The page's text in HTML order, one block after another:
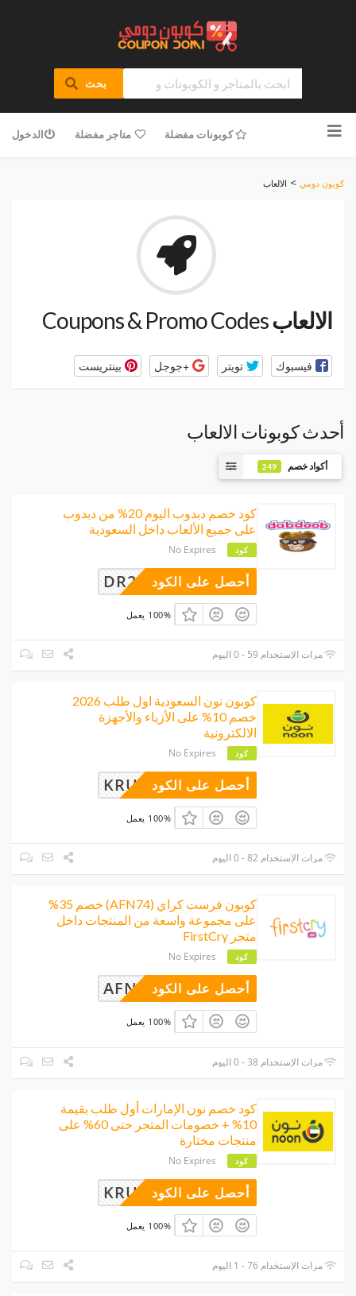
بحث
للمحتوى
كوبونات مفضلة متاجر مفضلة الدخول
كوبون دومي > الالعاب
الالعاب
فيسبوك تويتر +جوجل بينتريست
أحدث كوبونات الالعاب
أكواد خصم 249
كود خصم دبدوب اليوم 20% من دبدوب
على جميع الألعاب داخل السعودية
كود No Expires
DR24 أحصل على الكود
100% يعمل
مرات الإستخدام 59 - 0 اليوم
كوبون نون السعودية اول طلب 2026
خصم 10% على الأزياء والأجهزة
الالكترونية
كود No Expires
KRU أحصل على الكود
100% يعمل
مرات الإستخدام 82 - 0 اليوم
كوبون فرست كراي (AFN74) خصم 35%
على مجموعة واسعة من المنتجات داخل
متجر FirstCry
كود No Expires
AFN74أحصل على الكود
100% يعمل
مرات الإستخدام 38 - 0 اليوم
كود خصم نون الإمارات أول طلب بقيمة
10% + خصومات المتجر حتى 60% على
منتجات مختارة
كود No Expires
KRU أحصل على الكود
100% يعمل
مرات الإستخدام 76 - 1 اليوم